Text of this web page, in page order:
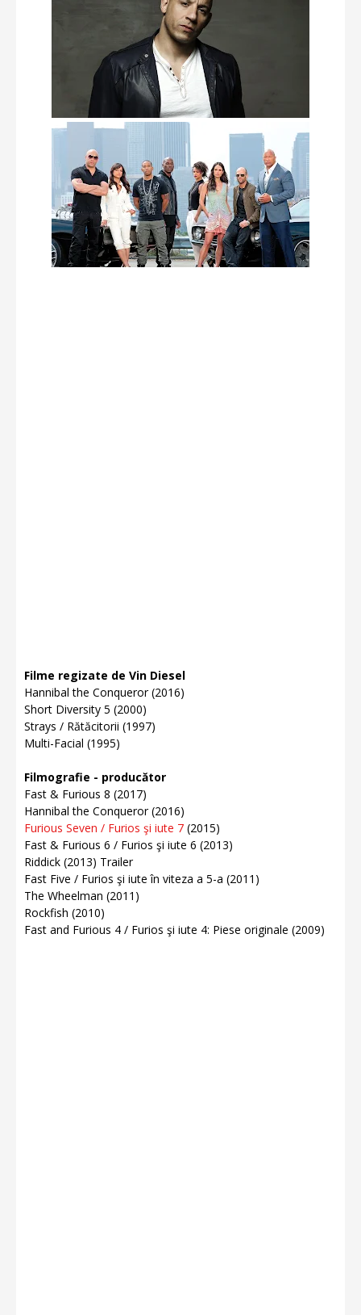
Filme regizate de Vin Diesel
Hannibal the Conqueror (2016)
Short Diversity 5 (2000)
Strays / Rătăcitorii (1997)
Multi-Facial (1995)
Filmografie - producător
Fast & Furious 8 (2017)
Hannibal the Conqueror (2016)
Furious Seven / Furios şi iute 7 (2015)
Fast & Furious 6 / Furios şi iute 6 (2013)
Riddick (2013) Trailer
Fast Five / Furios şi iute în viteza a 5-a (2011)
The Wheelman (2011)
Rockfish (2010)
Fast and Furious 4 / Furios şi iute 4: Piese originale (2009)